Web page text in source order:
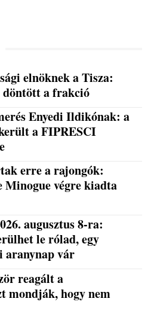
elnöknek a Tisza:
döntött a frakció
Enyedi Ildikónak: a
a FIPRESCI
erre a rajongók:
Minogue végre kiadta
augusztus 8-ra:
le rólad, egy
aranynap vár
reagált a
mondják, hogy nem